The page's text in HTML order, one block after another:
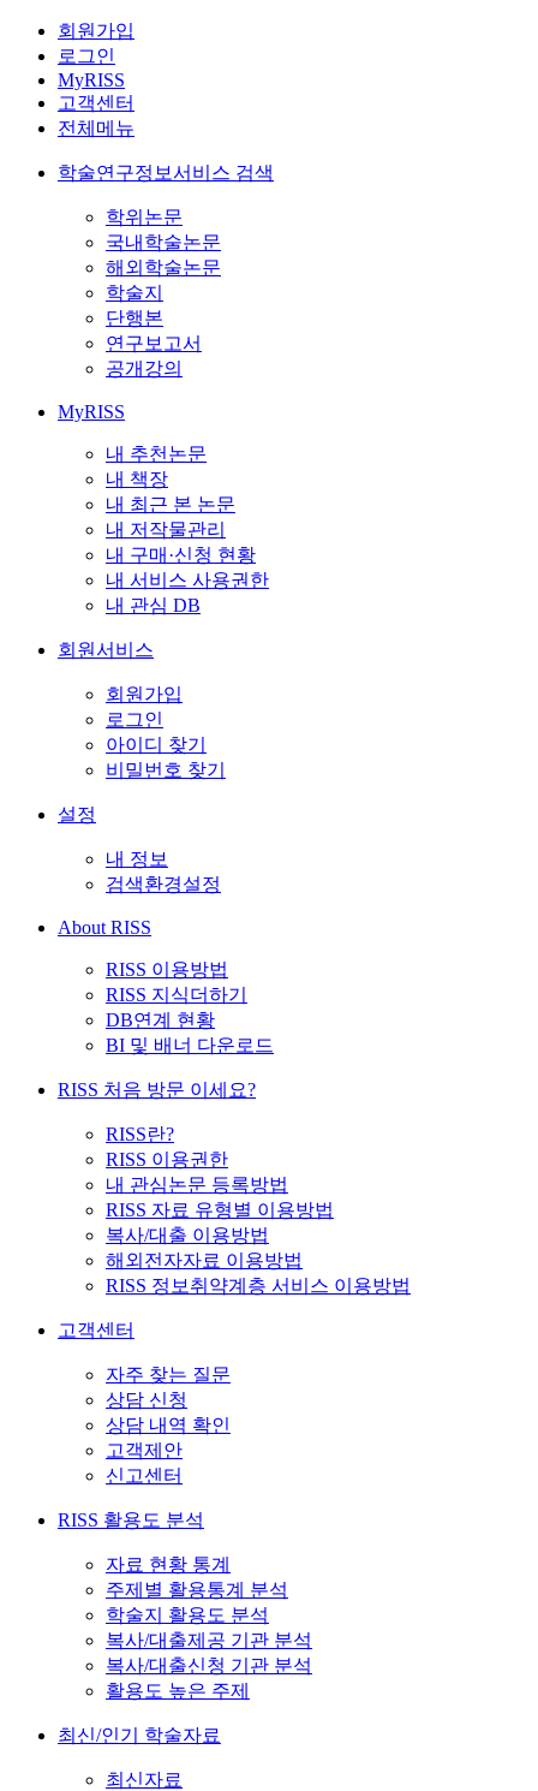
회원가입
로그인
MyRISS
고객센터
전체메뉴
학술연구정보서비스 검색
학위논문
국내학술논문
해외학술논문
학술지
단행본
연구보고서
공개강의
MyRISS
내 추천논문
내 책장
내 최근 본 논문
내 저작물관리
내 구매·신청 현황
내 서비스 사용권한
내 관심 DB
회원서비스
회원가입
로그인
아이디 찾기
비밀번호 찾기
설정
내 정보
검색환경설정
About RISS
RISS 이용방법
RISS 지식더하기
DB연계 현황
BI 및 배너 다운로드
RISS 처음 방문 이세요?
RISS란?
RISS 이용권한
내 관심논문 등록방법
RISS 자료 유형별 이용방법
복사/대출 이용방법
해외전자자료 이용방법
RISS 정보취약계층 서비스 이용방법
고객센터
자주 찾는 질문
상담 신청
상담 내역 확인
고객제안
신고센터
RISS 활용도 분석
자료 현황 통계
주제별 활용통계 분석
학술지 활용도 분석
복사/대출제공 기관 분석
복사/대출신청 기관 분석
활용도 높은 주제
최신/인기 학술자료
최신자료